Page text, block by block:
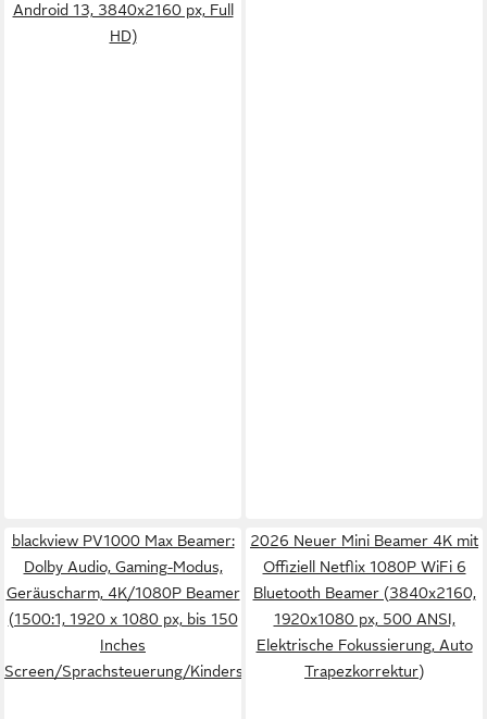
Android 13, 3840x2160 px, Full
HD)
blackview PV1000 Max Beamer:
Dolby Audio, Gaming-Modus,
Geräuscharm, 4K/1080P Beamer
(1500:1, 1920 x 1080 px, bis 150
Inches
Screen/Sprachsteuerung/Kindersicherung/Autofocus)
2026 Neuer Mini Beamer 4K mit
Offiziell Netflix 1080P WiFi 6
Bluetooth Beamer (3840x2160,
1920x1080 px, 500 ANSI,
Elektrische Fokussierung, Auto
Trapezkorrektur)